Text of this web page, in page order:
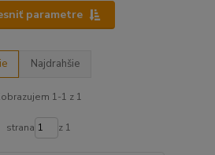
parametre
Najdrahšie
1-1 z 1
strana z 1